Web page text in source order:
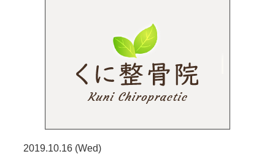
2019.10.16 (Wed)